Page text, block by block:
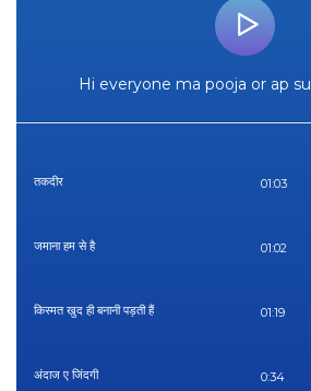
Hi everyone ma pooja or ap su
तकदीर 01:03
जमाना हम से है 01:02
किस्मत खुद ही बनानी पड़ती हैं 01:19
अंदाज ए जिंदगी 0:34